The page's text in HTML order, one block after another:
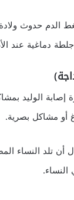
الدم حدوث
دماغية عند
إصابة الوليد
أو مشاكل بصرية.
أن تلد النساء
النساء.